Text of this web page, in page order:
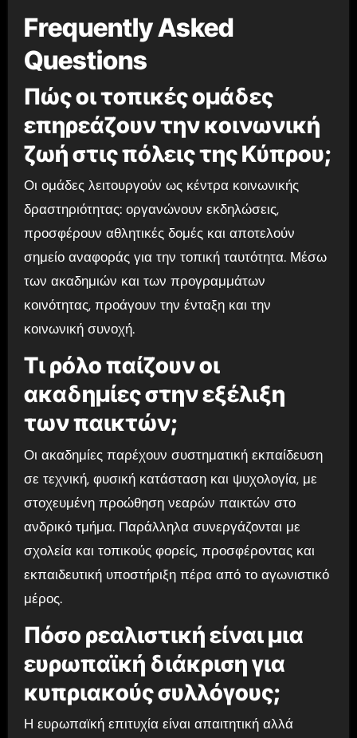
Frequently Asked
Questions
Πώς οι τοπικές ομάδες
επηρεάζουν την κοινωνική
ζωή στις πόλεις της Κύπρου;
Οι ομάδες λειτουργούν ως κέντρα κοινωνικής
δραστηριότητας: οργανώνουν εκδηλώσεις,
προσφέρουν αθλητικές δομές και αποτελούν
σημείο αναφοράς για την τοπική ταυτότητα. Μέσω
των ακαδημιών και των προγραμμάτων
κοινότητας, προάγουν την ένταξη και την
κοινωνική συνοχή.
Τι ρόλο παίζουν οι
ακαδημίες στην εξέλιξη
των παικτών;
Οι ακαδημίες παρέχουν συστηματική εκπαίδευση
σε τεχνική, φυσική κατάσταση και ψυχολογία, με
στοχευμένη προώθηση νεαρών παικτών στο
ανδρικό τμήμα. Παράλληλα συνεργάζονται με
σχολεία και τοπικούς φορείς, προσφέροντας και
εκπαιδευτική υποστήριξη πέρα από το αγωνιστικό
μέρος.
Πόσο ρεαλιστική είναι μια
ευρωπαϊκή διάκριση για
κυπριακούς συλλόγους;
Η ευρωπαϊκή επιτυχία είναι απαιτητική αλλά